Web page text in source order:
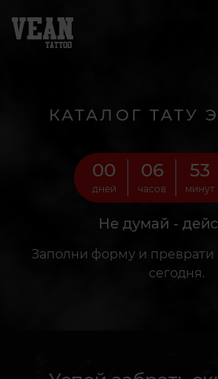
КАТАЛОГ ТАТУ
00
дней
06
часов
53
минут
Не думай -
Заполни форму и преврати
сегодня.